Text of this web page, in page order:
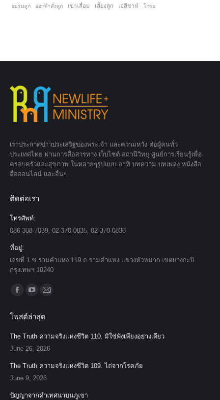
อบรมลูก ออกคำสั่งลูก เข่าเสื่อม เลี้ยงลูก เอลีชาห์ โกรธ
เราประกาศข่าวประเสริฐของพระเจ้า และความหวัง ต่อผู้คนทั่ว
ประเทศไทย ผ่านการสื่อสารทาง เว็บไซต์ สถานีวิทยุ ศูนย์การเรียนรู้เพื่อ
ครอบครัวและสุขภาพ ในหลายๆรูปแบบ อาทิ บทความ บทเพลง หนังสือ
สื่อออนไลน์ และอื่นๆ
ติดต่อเรา
โทรศัพท์:
086-308-7039, 02-370-0835, 02-370-0836
ที่อยู่:
เลขที่ 1 ซ.รามคำแหง 119 ถ.รามคำแหง แขวงหัวหมาก เขตบางกะปิ
กรุงเทพฯ 10240
Find us on:
opens
in
new
opens
in
new
in
new
โพสต์ล่าสุด
The Truth ความจริงแห่งชีวิต 110. มิใช่ฟังเพียงอย่างเดียว
June 26, 2026
The Truth ความจริงแห่งชีวิต 109. ไถ่จากโรคภัย
June 9, 2026
ปัญญาจากคำเทศนาบนภูเขา